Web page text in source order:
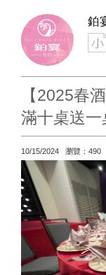
鉑
【2025春
滿十桌送
10/15/2024 瀏覽：490